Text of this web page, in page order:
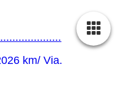
km/ Via.